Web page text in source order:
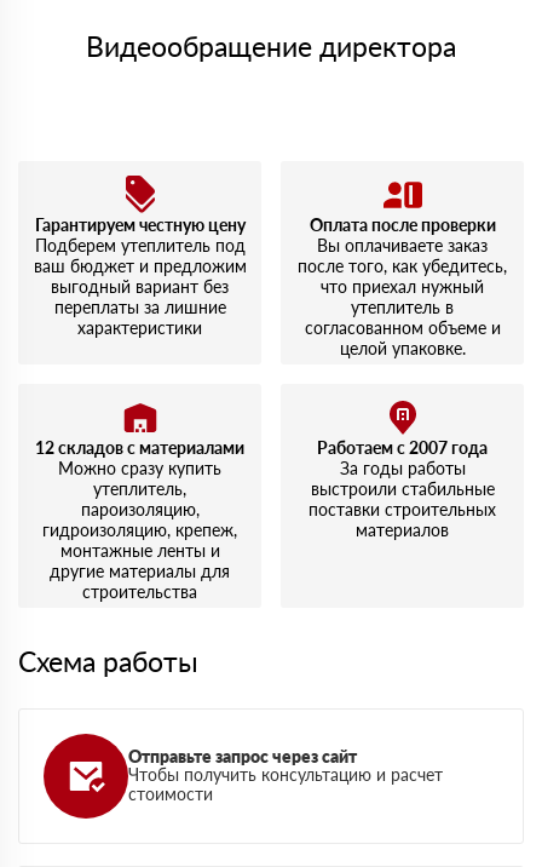
Видеообращение директора
Гарантируем честную цену
Подберем утеплитель под
ваш бюджет и предложим
выгодный вариант без
переплаты за лишние
характеристики
Оплата после проверки
Вы оплачиваете заказ
после того, как убедитесь,
что приехал нужный
утеплитель в
согласованном объеме и
целой упаковке.
12 складов с материалами
Можно сразу купить
утеплитель,
пароизоляцию,
гидроизоляцию, крепеж,
монтажные ленты и
другие материалы для
строительства
Работаем с 2007 года
За годы работы
выстроили стабильные
поставки строительных
материалов
Схема работы
Отправьте запрос через сайт
Чтобы получить консультацию и расчет
стоимости